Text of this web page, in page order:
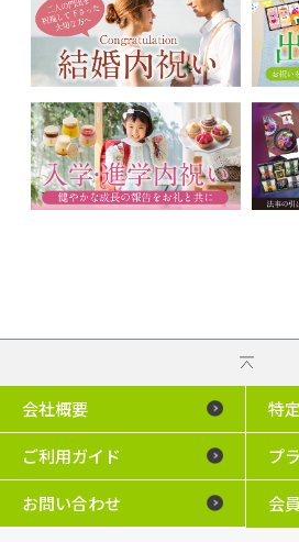
会社概要 特
ご利用ガイド プ
お問い合わせ 会